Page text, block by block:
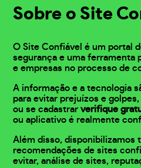
Sobre o Site
O Site Confiável é um portal
segurança e uma ferramenta
e empresas no processo de
A informação e a tecnologia
para evitar prejuízos e
ou se cadastrarverifique
ou aplicativo é realmente
Além disso, disponibilizamos
recomendações de sites
evitar, análise de sites,